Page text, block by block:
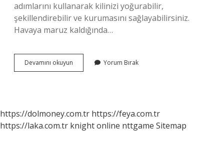
adımlarını kullanarak kilinizi yoğurabilir,
şekillendirebilir ve kurumasını sağlayabilirsiniz.
Havaya maruz kaldığında…
Devamını okuyun
Nasıl
Yorum Bırak
https://dolmoney.com.tr https://feya.com.tr
https://laka.com.tr knight online nttgame Sitemap